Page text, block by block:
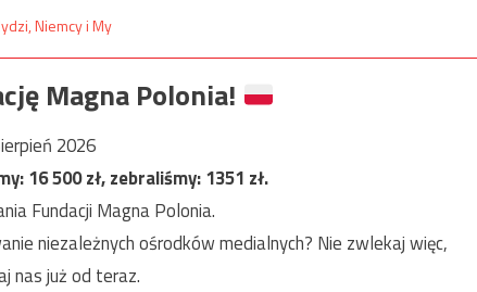
Magna Polonia!
2026
16 500zł, zebraliśmy:1351 zł.
Fundacji Magna Polonia.
niezależnych ośrodków medialnych? Nie zwlekaj więc,
nas już od teraz.